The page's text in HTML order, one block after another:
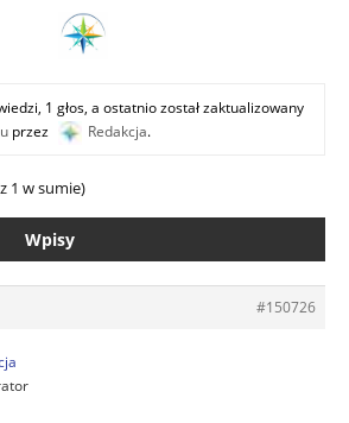
1 głos, a ostatnio został zaktualizowany
przez Redakcja.
1 w sumie)
Wpisy
#150726